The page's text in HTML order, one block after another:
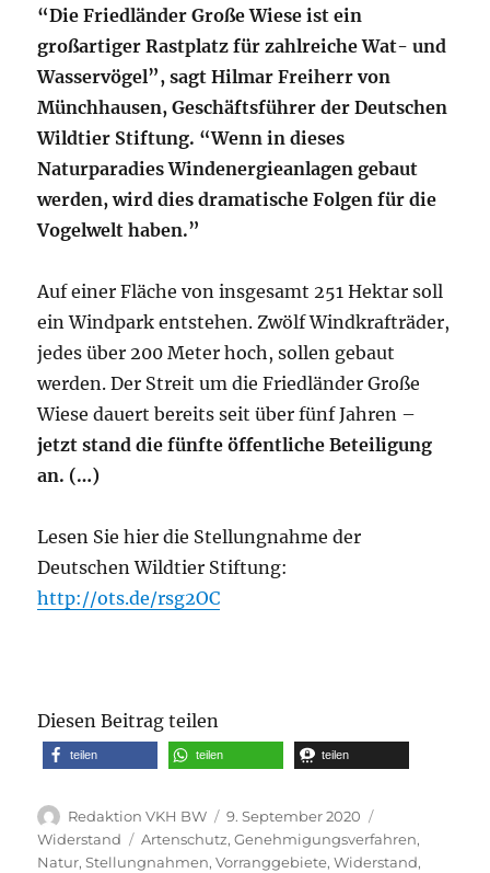
“Die Friedländer Große Wiese ist ein
großartiger Rastplatz für zahlreiche Wat- und
Wasservögel”, sagt Hilmar Freiherr von
Münchhausen, Geschäftsführer der Deutschen
Wildtier Stiftung. “Wenn in dieses
Naturparadies Windenergieanlagen gebaut
werden, wird dies dramatische Folgen für die
Vogelwelt haben.”
Auf einer Fläche von insgesamt 251 Hektar soll
ein Windpark entstehen. Zwölf Windkrafträder,
jedes über 200 Meter hoch, sollen gebaut
werden. Der Streit um die Friedländer Große
Wiese dauert bereits seit über fünf Jahren –
jetzt stand die fünfte öffentliche Beteiligung
an. (…)
Lesen Sie hier die Stellungnahme der
Deutschen Wildtier Stiftung:
http://ots.de/rsg2OC
Diesen Beitrag teilen
teilen teilen teilen
Autor
Redaktion VKH BW
Veröffentlicht
am
9. September 2020
Widerstand
Schlagwörter
Artenschutz,Genehmigungsverfahren,
Natur,Stellungnahmen,Vorranggebiete,Widerstand,